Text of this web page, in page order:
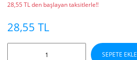
28,55 TL den başlayan taksitlerle!!
28,55 TL
SEPETE EKLE